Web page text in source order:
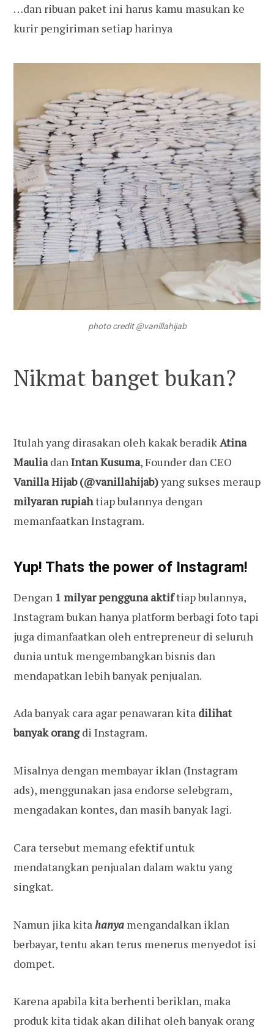
…dan ribuan paket ini harus kamu masukan ke
kurir pengiriman setiap harinya
photo credit @vanillahijab
Nikmat banget bukan?
Itulah yang dirasakan oleh kakak beradikAtina
MauliadanIntan Kusuma, Founder dan CEO
Vanilla Hijab (@vanillahijab)yang sukses meraup
milyaran rupiahtiap bulannya dengan
memanfaatkan Instagram.
Yup! Thats the power of Instagram!
Dengan 1 milyarpengguna aktiftiap bulannya,
Instagram bukan hanya platform berbagi foto tapi
juga dimanfaatkan oleh entrepreneur di seluruh
dunia untuk mengembangkan bisnis dan
mendapatkan lebih banyak penjualan.
Ada banyak cara agar penawaran kita dilihat
banyak orangdi Instagram.
Misalnya dengan membayar iklan (Instagram
ads), menggunakan jasa endorse selebgram,
mengadakan kontes, dan masih banyak lagi.
Cara tersebut memang efektif untuk
mendatangkan penjualan dalam waktu yang
singkat.
Namun jika kita hanya mengandalkan iklan
berbayar, tentu akan terus menerus menyedot isi
dompet.
Karena apabila kita berhenti beriklan, maka
produk kita tidak akan dilihat oleh banyak orang